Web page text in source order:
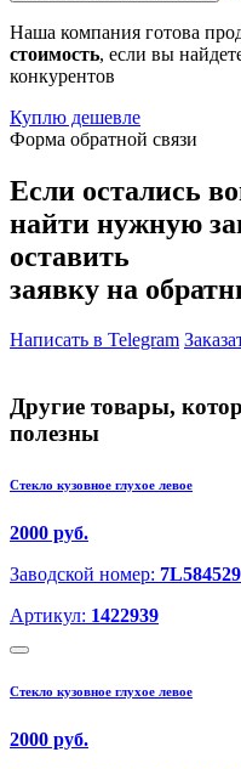
Наша компания готова
стоимость, если вы
конкурентов
Куплю дешевле
Форма обратной связи
Если остались
найти нужную
оставить
заявку на
Написать в Telegram
Другие товары,
полезны
Стекло кузовное глухое левое
2000 руб.
Заводской номер:
Артикул: 1422939
Стекло кузовное глухое левое
2000 руб.